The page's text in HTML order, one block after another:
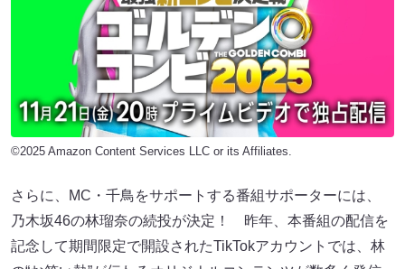
©2025 Amazon Content Services LLC or its Affiliates.
さらに、MC・千鳥をサポートする番組サポーターには、
乃木坂46の林瑠奈の続投が決定！ 昨年、本番組の配信を
記念して期間限定で開設されたTikTokアカウントでは、林